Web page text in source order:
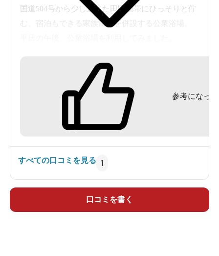
国道504号から少し逸れた田園地帯にひっそりと佇
む、宿泊もできる家族風呂を併設する公衆浴場。
入浴料300円は、母屋の入口左側の受付で。母屋に
入って右側にすぐ男女別の浴室があり、男湯は手
棚だけと100円返却式ロッカーがある脱衣場には、
シャワー付カランがある洗い場。公衆浴場なの
左側に10人サイズのタイル張り内湯があり、無色
透明のナトリウムー炭酸水素塩・塩化物温泉（源
参考になった
すべての口コミを見る 1
口コミを書く